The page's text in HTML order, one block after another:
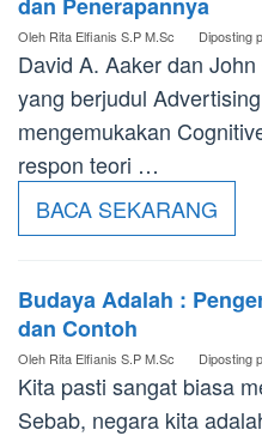
Oleh Rita Elfianis S.P M.Sc Diposting
David A. Aaker dan
yang berjudul
mengemukakan
respon teori …
BACA SEKARANG
Budaya Adalah :
dan Contoh
Oleh Rita Elfianis S.P M.Sc Diposting
Kita pasti sangat biasa
Sebab, negara kita